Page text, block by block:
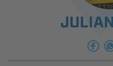
SPIELBETRIEB &
AUSBILDUNG & FÖRDERUNG